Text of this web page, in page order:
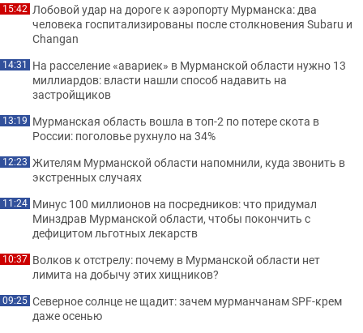
15:42 Лобовой удар на дороге к аэропорту Мурманска: два
человека госпитализированы после столкновения Subaru и
Changan
14:31 На расселение «авариек» в Мурманской области нужно 13
миллиардов: власти нашли способ надавить на
застройщиков
13:19 Мурманская область вошла в топ-2 по потере скота в
России: поголовье рухнуло на 34%
12:23 Жителям Мурманской области напомнили, куда звонить в
экстренных случаях
11:24 Минус 100 миллионов на посредников: что придумал
Минздрав Мурманской области, чтобы покончить с
дефицитом льготных лекарств
10:37 Волков к отстрелу: почему в Мурманской области нет
лимита на добычу этих хищников?
09:25 Северное солнце не щадит: зачем мурманчанам SPF-крем
даже осенью